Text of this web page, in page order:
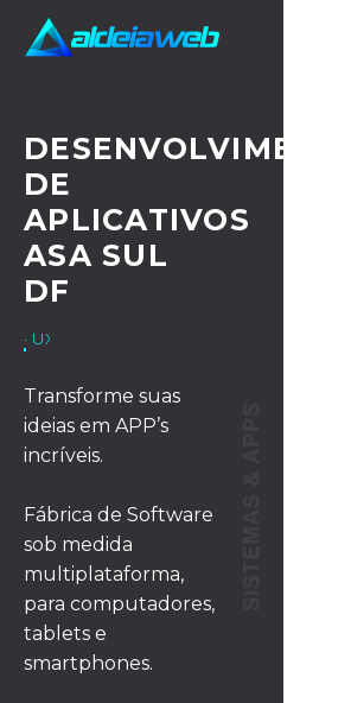
DESENVOLVIMENTO
DE
APLICATIVOS
ASA SUL
DF
· UX/UI DESIGN
Transforme suas
ideias em APP’s
incríveis.
Fábrica de Software
sob medida
multiplataforma,
para computadores,
tablets e
smartphones.